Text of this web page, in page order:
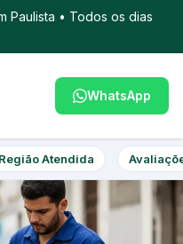
Paulista • Todos os dias
WhatsApp
Região Atendida